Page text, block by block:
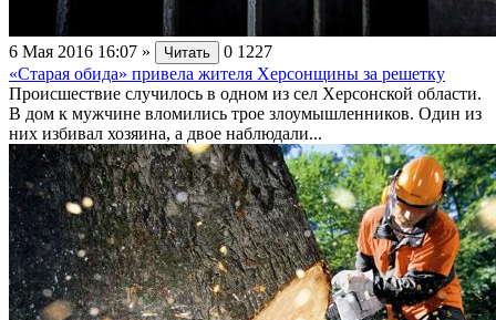
6 Мая 2016 16:07 » Читать 0 1227
«Старая обида» привела жителя Херсонщины за решетку
Происшествие случилось в одном из сел Херсонской области.
В дом к мужчине вломились трое злоумышленников. Один из
них избивал хозяина, а двое наблюдали...